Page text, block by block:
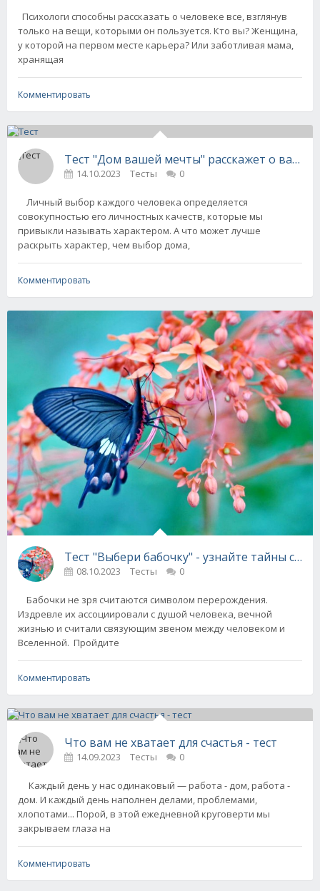
только на вещи, которыми он пользуется. Кто вы? Женщина,
у которой на первом месте карьера? Или заботливая мама,
хранящая
Комментировать
Тест "Дом вашей мечты" расскажет о вашем
14.10.2023 Тесты 0
Личный выбор каждого человека определяется
совокупностью его личностных качеств, которые мы
привыкли называть характером. А что может лучше
раскрыть характер, чем выбор дома,
Комментировать
Тест "Выбери бабочку" - узнайте тайны
08.10.2023 Тесты 0
Бабочки не зря считаются символом перерождения.
Издревле их ассоциировали с душой человека, вечной
жизнью и считали связующим звеном между человеком и
Вселенной. Пройдите
Комментировать
Что вам не хватает для счастья - тест
14.09.2023 Тесты 0
Каждый день у нас одинаковый — работа - дом, работа -
дом. И каждый день наполнен делами, проблемами,
хлопотами... Порой, в этой ежедневной круговерти мы
закрываем глаза на
Комментировать